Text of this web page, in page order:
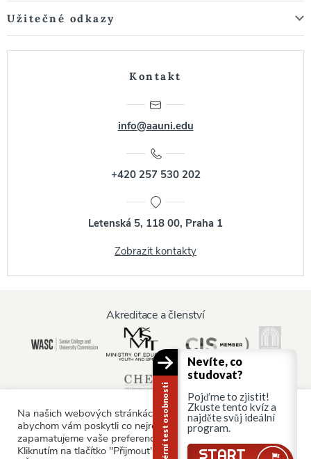
Užitečné odkazy
Kontakt
info@aauni.edu
+420 257 530 202
Letenská 5, 118 00, Praha 1
Zobrazit kontakty
Akreditace a členství
Informace pro:
Na našich webových stránkách používáme soubory cookie,
abychom vám poskytli co nejrelevantnější služby tím, že si
zapamatujeme vaše preference a opakované návštěvy.
Kliknutím na tlačítko "Přijmout" souhlasíte s používáním
Kariérní test osobnosti
Nevíte, co
studovat?
Pojďme to zjistit!
Zkuste tento kvíz a
najděte svůj ideální
program.
START
Stále tu jsi?